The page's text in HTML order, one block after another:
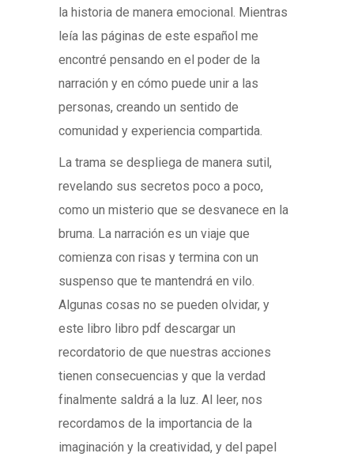
la historia de manera emocional. Mientras
leía las páginas de este español me
encontré pensando en el poder de la
narración y en cómo puede unir a las
personas, creando un sentido de
comunidad y experiencia compartida.
La trama se despliega de manera sutil,
revelando sus secretos poco a poco,
como un misterio que se desvanece en la
bruma. La narración es un viaje que
comienza con risas y termina con un
suspenso que te mantendrá en vilo.
Algunas cosas no se pueden olvidar, y
este libro libro pdf descargar un
recordatorio de que nuestras acciones
tienen consecuencias y que la verdad
finalmente saldrá a la luz. Al leer, nos
recordamos de la importancia de la
imaginación y la creatividad, y del papel